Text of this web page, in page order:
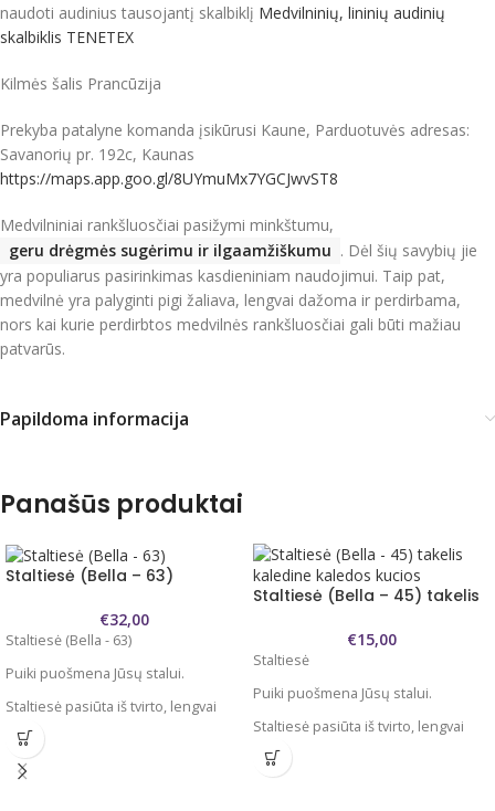
naudoti audinius tausojantį skalbiklį Medvilninių, lininių audinių
skalbiklis TENETEX
Kilmės šalis Prancūzija
Prekyba patalyne komanda įsikūrusi Kaune, Parduotuvės adresas:
Savanorių pr. 192c, Kaunas
https://maps.app.goo.gl/8UYmuMx7YGCJwvST8
Medvilniniai rankšluosčiai pasižymi minkštumu,
geru drėgmės sugėrimu ir ilgaamžiškumu . Dėl šių savybių jie
yra populiarus pasirinkimas kasdieniniam naudojimui. Taip pat,
medvilnė yra palyginti pigi žaliava, lengvai dažoma ir perdirbama,
nors kai kurie perdirbtos medvilnės rankšluosčiai gali būti mažiau
patvarūs.
Papildoma informacija
Panašūs produktai
Staltiesė (Bella – 63)
€32,00
Staltiesė (Bella - 63)
Puiki puošmena Jūsų stalui.
Staltiesė pasiūta iš tvirto, lengvai
prižiūrimo audinio. 100 %
poliesteris
Dydžiai : stačiakampės 130x180 cm,
Staltiesė (Bella – 45) takelis
€15,00
Staltiesė
Puiki puošmena Jūsų stalui.
Staltiesė pasiūta iš tvirto, lengvai
prižiūrimo audinio. 100 %
poliesteris